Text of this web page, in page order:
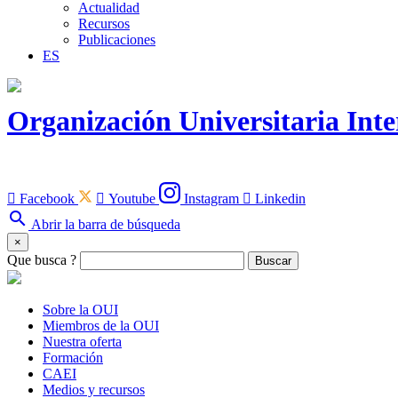
Actualidad
Recursos
Publicaciones
ES
Organización Universitaria
 Facebook  Youtube Instagram  Linkedin
search Abrir la barra de búsqueda
×
Que busca ? Buscar
Sobre la OUI
Miembros de la OUI
Nuestra oferta
Formación
CAEI
Medios y recursos